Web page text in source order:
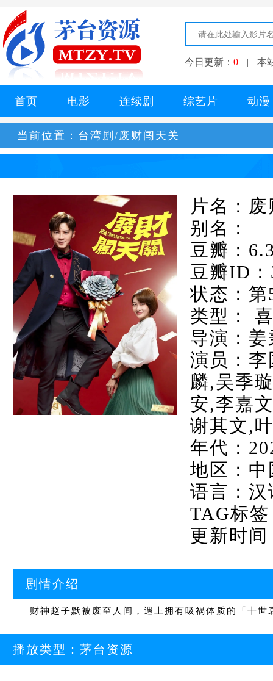
今日更新： 0 | 本
首页 电影 连续剧 综艺片 动漫
当前位置： 台湾剧/废财闯天关
片名：
别名：
豆瓣：
豆瓣ID：
状态：
类型：
导演：
演员：
麟,吴季
安,李嘉
谢其文,
年代：
地区：
语言：
TAG标
更新时
剧情介绍
财神赵子默被废至人间，遇上拥有吸祸体质的「十世
播放类型： 茅台资源